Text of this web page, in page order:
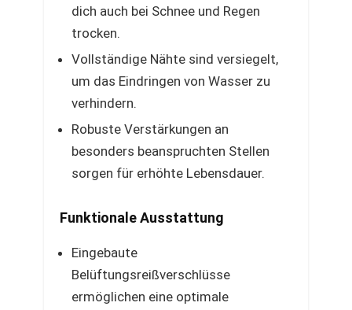
dich auch bei Schnee und Regen
trocken.
Vollständige Nähte sind versiegelt,
um das Eindringen von Wasser zu
verhindern.
Robuste Verstärkungen an
besonders beanspruchten Stellen
sorgen für erhöhte Lebensdauer.
Funktionale Ausstattung
Eingebaute
Belüftungsreißverschlüsse
ermöglichen eine optimale